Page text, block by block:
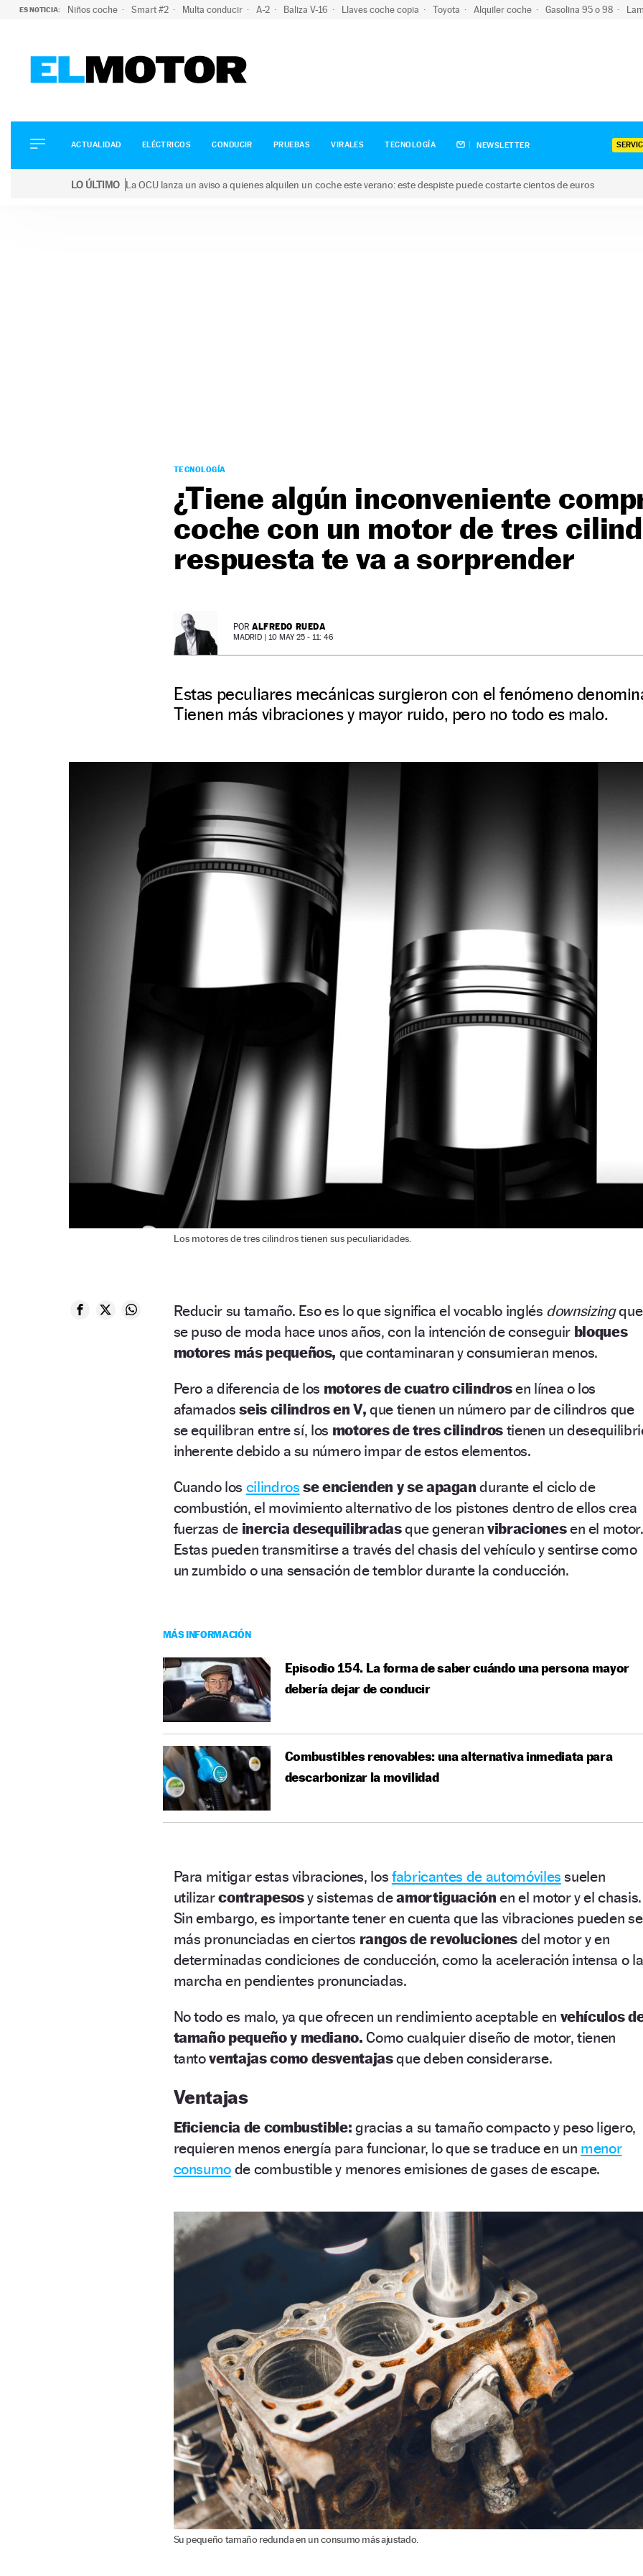
ES NOTICIA: Niños coche Smart #2 Multa conducir A-2 Baliza V-16 Llaves coche copia Toyota Alquiler coche Gasolina 95 o 98
ELÉCTRICOS
CONDUCIR
ACTUALIDAD ELÉCTRICOS CONDUCIR PRUEBAS VIRALES TECNOLOGÍA NEWSLETTER
LO ÚLTIMO La OCU lanza un aviso a quienes alquilen un coche este verano: este despiste puede costarte cientos de euros
TECNOLOGÍA
¿Tiene algún inconveniente
coche con un motor de tres
respuesta te va a sorprender
POR ALFREDO RUEDA
MADRID | 10 MAY 25 - 11: 46
Estas peculiares mecánicas surgieron con el fenómeno
Tienen más vibraciones y mayor ruido, pero no todo es malo.
Los motores de tres cilindros tienen sus peculiaridades.
Reducir su tamaño. Eso es lo que significa el vocablo inglés downsizingque
se puso de moda hace unos años, con la intención de conseguir bloques
motores más pequeños, que contaminaran y consumieran menos.
Pero a diferencia de los motores de cuatro cilindrosen línea o los
afamadosseis cilindros en V, que tienen un número par de cilindros que
se equilibran entre sí, los motores de tres cilindrostienen un
inherente debido a su número impar de estos elementos.
Cuando los cilindros se encienden y se apagan durante el ciclo de
combustión, el movimiento alternativo de los pistones dentro de ellos crea
fuerzas de inercia desequilibradasque generanvibracionesen el motor.
Estas pueden transmitirse a través del chasis del vehículo y sentirse como
un zumbido o una sensación de temblor durante la conducción.
MÁS INFORMACIÓN
Episodio 154. La forma de saber cuándo una persona mayor
debería dejar de conducir
Combustibles renovables: una alternativa inmediata para
descarbonizar la movilidad
Para mitigar estas vibraciones, los fabricantes de automóviles suelen
utilizarcontrapesosy sistemas deamortiguación en el motor y el chasis.
Sin embargo, es importante tener en cuenta que las vibraciones pueden
más pronunciadas en ciertos rangos de revoluciones del motor y en
determinadas condiciones de conducción, como la aceleración intensa o la
marcha en pendientes pronunciadas.
No todo es malo, ya que ofrecen un rendimiento aceptable en vehículos
tamaño pequeño y mediano. Como cualquier diseño de motor, tienen
tantoventajas como desventajasque deben considerarse.
Ventajas
Eficiencia de combustible: gracias a su tamaño compacto y peso ligero,
requieren menos energía para funcionar, lo que se traduce en un menor
consumo de combustible y menores emisiones de gases de escape.
Su pequeño tamaño redunda en un consumo más ajustado.